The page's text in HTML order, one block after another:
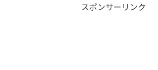
スポンサーリンク